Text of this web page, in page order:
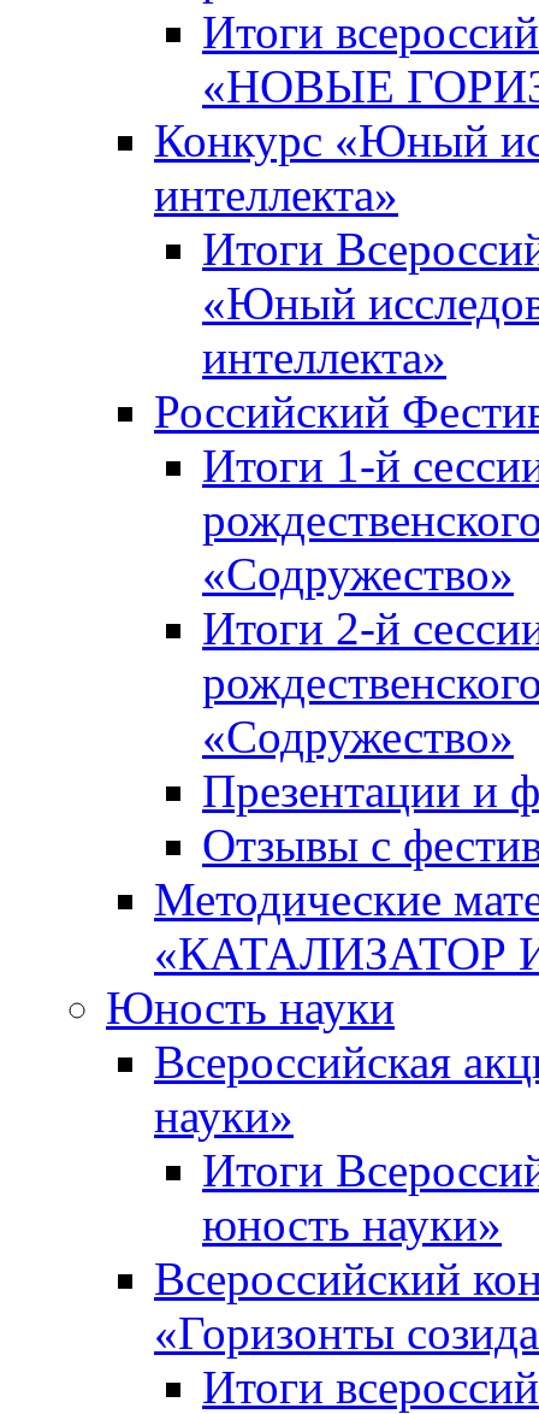
Итоги
«НОВЫЕ
Конкурс «Юный
интеллекта»
Итоги
«Юный
интеллекта»
Российский
Итоги 1-й
«Содружество»
Итоги 2-й
«Содружество»
Презентации и
Отзывы с
Методические
«КАТАЛИЗАТОР
Юность науки
Всероссийская
науки»
Итоги
юность науки»
Всероссийский
«Горизонты
Итоги